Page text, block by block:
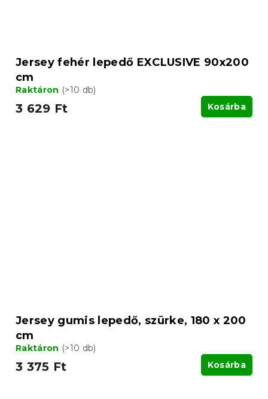
Jersey fehér lepedő EXCLUSIVE 90x200
cm
Raktáron (>10 db)
3 629 Ft Kosárba
Jersey gumis lepedő, szürke, 180 x 200
cm
Raktáron (>10 db)
3 375 Ft Kosárba